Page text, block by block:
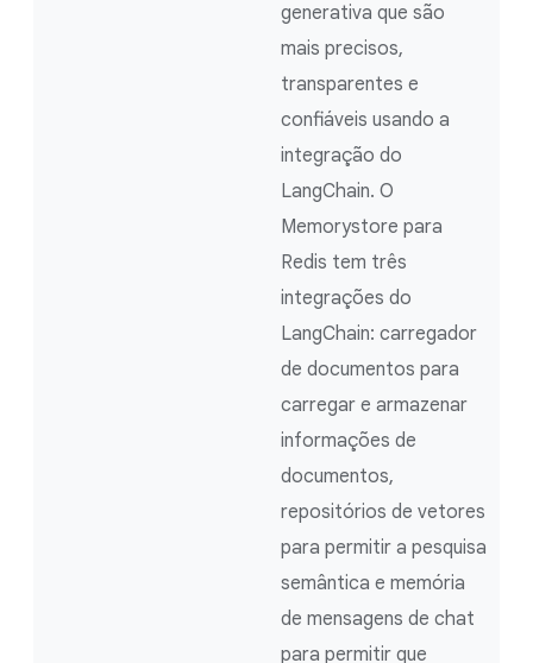
generativa que são
mais precisos,
transparentes e
confiáveis usando a
integração do
LangChain. O
Memorystore para
Redis tem três
integrações do
LangChain: carregador
de documentos para
carregar e armazenar
informações de
documentos,
repositórios de vetores
para permitir a pesquisa
semântica e memória
de mensagens de chat
para permitir que